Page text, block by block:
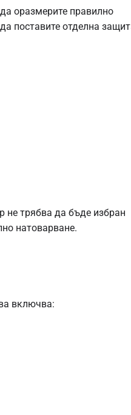
оразмерите правилно
поставите отделна
не трябва да бъде избран
натоварване.
включва: